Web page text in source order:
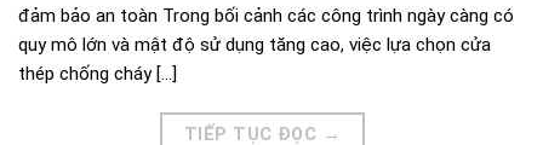
đảm bảo an toàn Trong bối cảnh các công trình ngày càng có
quy mô lớn và mật độ sử dụng tăng cao, việc lựa chọn cửa
thép chống cháy […]
TIẾP TỤC ĐỌC →